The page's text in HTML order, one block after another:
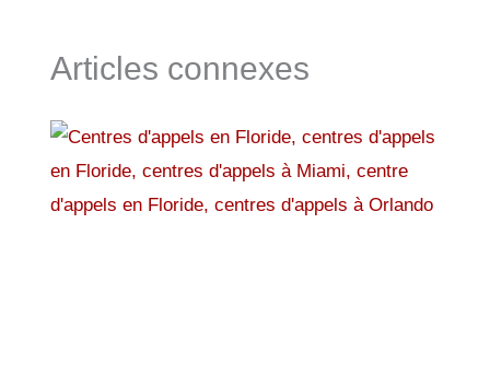
Articles connexes